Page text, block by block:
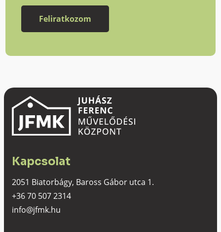
Kapcsolat
2051 Biatorbágy, Baross Gábor utca 1.
+36 70 507 2314
info@jfmk.hu